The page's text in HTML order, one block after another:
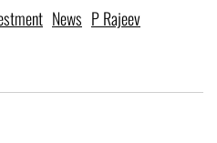
News P Rajeev